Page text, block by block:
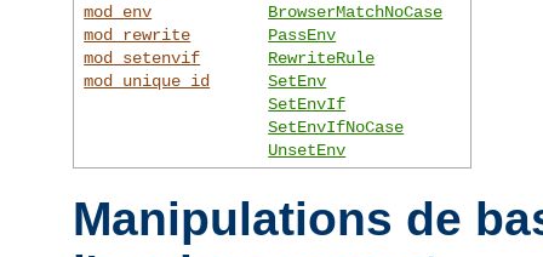
mod_env
mod_rewrite
mod_setenvif
mod_unique_id
BrowserMatchNoCase
PassEnv
RewriteRule
SetEnv
SetEnvIf
SetEnvIfNoCase
UnsetEnv
Manipulations de